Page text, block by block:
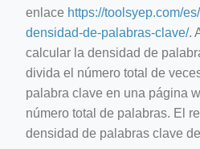
enlace https://toolsyep.com/
densidad-de-palabras-clave/.
calcular la densidad de
divida el número total de
palabra clave en una página
número total de palabras. El
densidad de palabras clave